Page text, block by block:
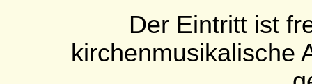
Der Eintritt ist
kirchenmusikalische